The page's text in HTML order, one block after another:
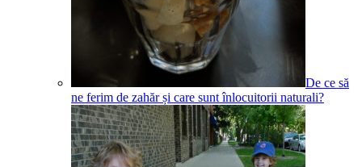
De ce să
ne ferim de zahăr și care sunt înlocuitorii naturali?